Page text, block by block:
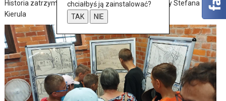
Historia zatrzymana w szkicach – wernisaż wystawy Stefana
Kierula
chciałbyś ją zainstalować?
TAK
NIE